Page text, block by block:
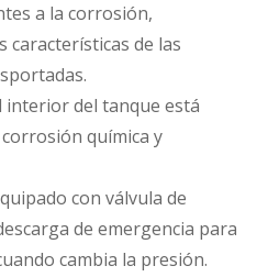
a la corrosión,
características de las
interior del tanque está
química y
con válvula de
de emergencia para
cambia la presión.